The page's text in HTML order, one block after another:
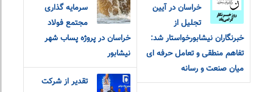
خراسان در آیین
تجلیل از
خبرنگاران نیشابورخواستار شد:
تفاهم منطقی و تعامل حرفه ای
میان صنعت و رسانه
سرمایه گذاری
مجتمع فولاد
خراسان در پروژه پساب شهر
نیشابور
تقدیر از شرکت